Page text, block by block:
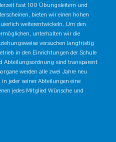
fast 100 Übungsleitern und
bieten wir einen hohen
weiterentwickeln. Um den
unterhalten wir die
versuchen langfristig
in den Einrichtungen der Schule
Abteilungsordnung sind transparent
werden alle zwei Jahre neu
jeder seiner Abteilungen eine
jedes Mitglied Wünsche und